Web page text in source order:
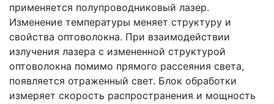
применяется полупроводниковый лазер.
Изменение температуры меняет структуру и
свойства оптоволокна. При взаимодействии
излучения лазера с измененной структурой
оптоволокна помимо прямого рассеяния света,
появляется отраженный свет. Блок обработки
измеряет скорость распространения и мощность